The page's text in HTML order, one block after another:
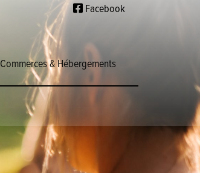
Facebook
Commerces & Hébergements